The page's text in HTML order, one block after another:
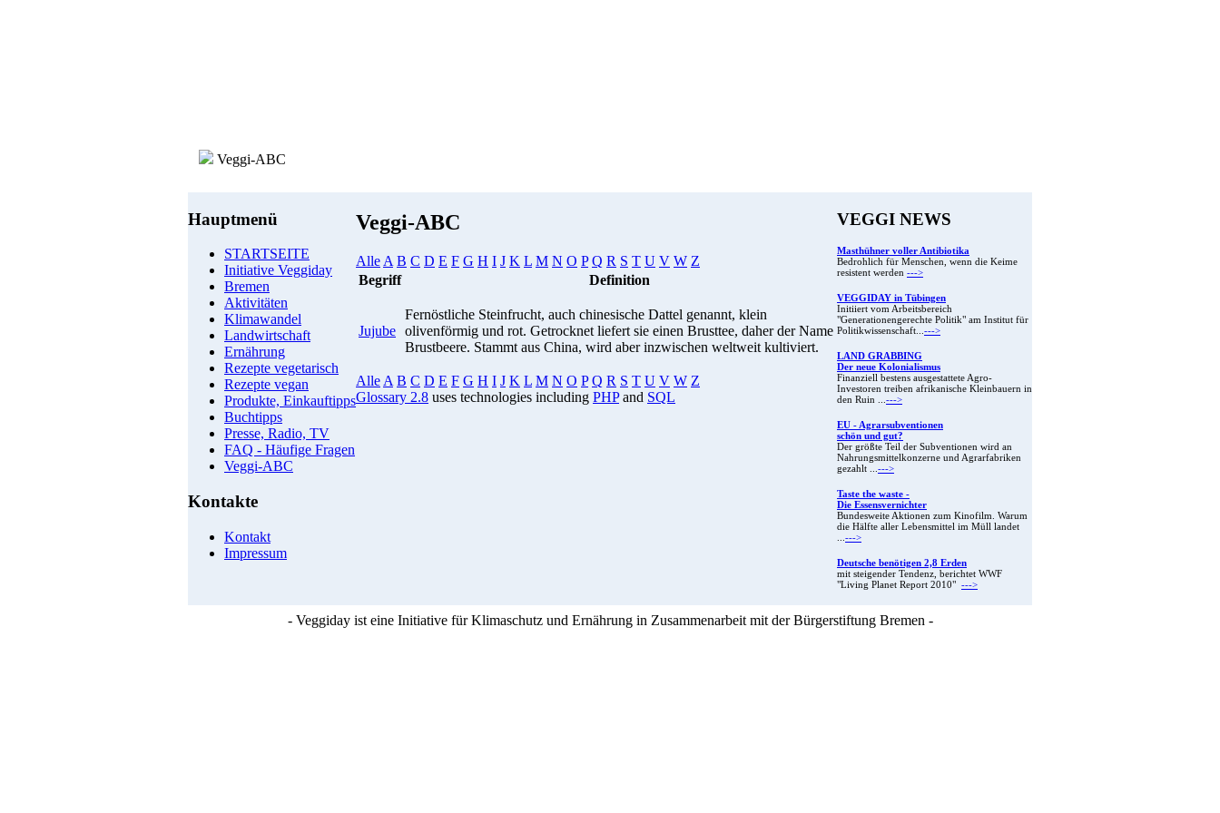
Veggi-ABC
Hauptmenü
STARTSEITE
Initiative Veggiday
Bremen
Aktivitäten
Klimawandel
Landwirtschaft
Ernährung
Rezepte vegetarisch
Rezepte vegan
Produkte, Einkauftipps
Buchtipps
Presse, Radio, TV
FAQ - Häufige Fragen
Veggi-ABC
Kontakte
Kontakt
Impressum
Veggi-ABC
Alle A B C D E F G H I J K L M N O P Q R S T U V W Z
Begriff
Definition
Jujube
Fernöstliche Steinfrucht, auch chinesische Dattel genannt, klein
olivenförmig und rot. Getrocknet liefert sie einen Brusttee, daher der Name
Brustbeere. Stammt aus China, wird aber inzwischen weltweit kultiviert.
Alle A B C D E F G H I J K L M N O P Q R S T U V W Z
Glossary 2.8 uses technologies including PHPand SQL
VEGGI NEWS
Masthühner voller Antibiotika
Bedrohlich für Menschen, wenn die Keime
resistent werden --->
VEGGIDAY in Tübingen
Initiiert vom Arbeitsbereich
"Generationengerechte Politik" am Institut für
Politikwissenschaft...--->
LAND GRABBING
Der neue Kolonialismus
Finanziell bestens ausgestattete Agro-
Investoren treiben afrikanische Kleinbauern in
den Ruin ...--->
EU - Agrarsubventionen
schön und gut?
Der größte Teil der Subventionen wird an
Nahrungsmittelkonzerne und Agrarfabriken
gezahlt ...--->
Taste the waste -
Die Essensvernichter
Bundesweite Aktionen zum Kinofilm. Warum
die Hälfte aller Lebensmittel im Müll landet
...--->
Deutsche benötigen 2,8 Erden
mit steigender Tendenz, berichtet WWF
"Living Planet Report 2010" --->
- Veggiday ist eine Initiative für Klimaschutz und Ernährung in Zusammenarbeit mit der Bürgerstiftung Bremen -